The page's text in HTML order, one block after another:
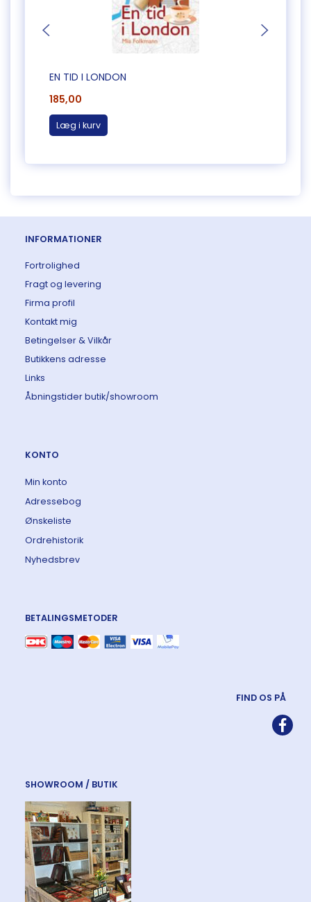
EN TID I LONDON
185,00
Læg i kurv
INFORMATIONER
Fortrolighed
Fragt og levering
Firma profil
Kontakt mig
Betingelser & Vilkår
Butikkens adresse
Links
Åbningstider butik/showroom
KONTO
Min konto
Adressebog
Ønskeliste
Ordrehistorik
Nyhedsbrev
BETALINGSMETODER
FIND OS PÅ
SHOWROOM / BUTIK